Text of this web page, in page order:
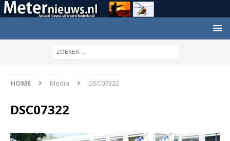
HOME Media DSC07322
DSC07322